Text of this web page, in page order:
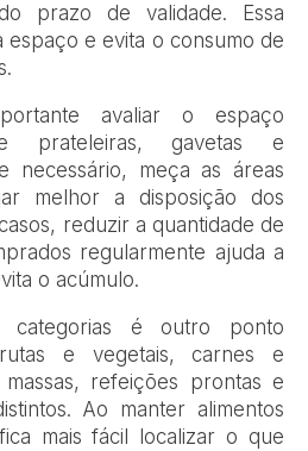
prazo de validade. Essa
espaço e evita o consumo de
avaliar o espaço
prateleiras, gavetas e
necessário, meça as áreas
melhor a disposição dos
reduzir a quantidade de
regularmente ajuda a
o acúmulo.
categorias é outro ponto
e vegetais, carnes e
refeições prontas e
Ao manter alimentos
mais fácil localizar o que